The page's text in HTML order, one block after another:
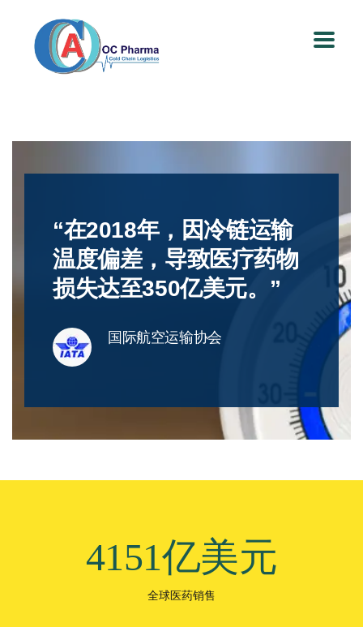
“在2018年，因冷链运输
温度偏差，导致医疗药物
损失达至350亿美元。”
国际航空运输协会
4159亿美元
全球医药销售